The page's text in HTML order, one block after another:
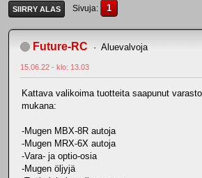
SIIRRY ALAS Sivuja 1
Future-RC Aluevalvoja
15.06.22 - klo: 13.03
Kattava valikoima tuotteita saapunut
mukana:
-Mugen MBX-8R autoja
-Mugen MRX-6X autoja
-Vara- ja optio-osia
-Mugen öljyjä